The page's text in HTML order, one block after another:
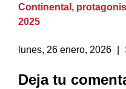
Continental,
2025
lunes, 26 enero, 2026
Deja tu